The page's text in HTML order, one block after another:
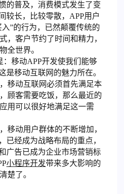
的普及，消费模式发生了变
较长，比较零散，APP用户
”的行为，已然颠覆传统的
，客户节约了时间和精力，
全世界。
移动APP开发使我们能够
是移动互联网的魅力所在。
移动互联网必须首先满足本
顾客需要吃饭，那么最近的
用可以很好地满足这一需
移动用户群体的不断增加，
已经成为战略布局的重点，
广告已成为企业市场营销标
小程序开发带来多大影响的
楚了。